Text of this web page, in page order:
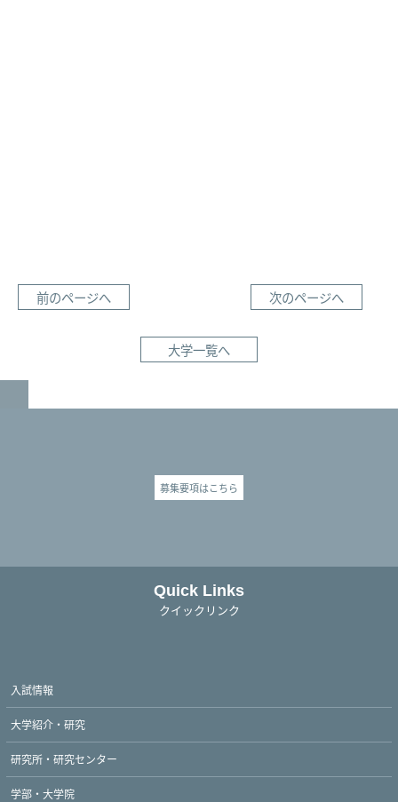
前のページへ 次のページへ
大学一覧へ
募集要項はこちら
Quick Links
クイックリンク
入試情報
大学紹介・研究
研究所・研究センター
学部・大学院